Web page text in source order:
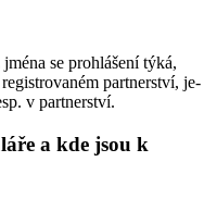
se prohlášení týká,
partnerství, je-
v partnerství.
a kde jsou k